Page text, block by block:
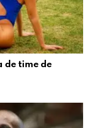
de time de